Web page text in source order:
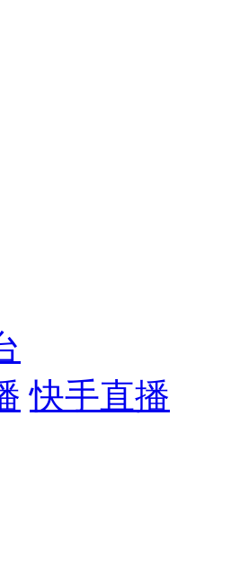
快手直播